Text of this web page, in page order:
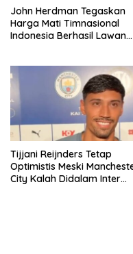
John Herdman Tegaskan
Harga Mati Timnasional
Indonesia Berhasil Lawan
Tijjani Reijnders Tetap
Optimistis Meski
City Kalah Didalam Inter